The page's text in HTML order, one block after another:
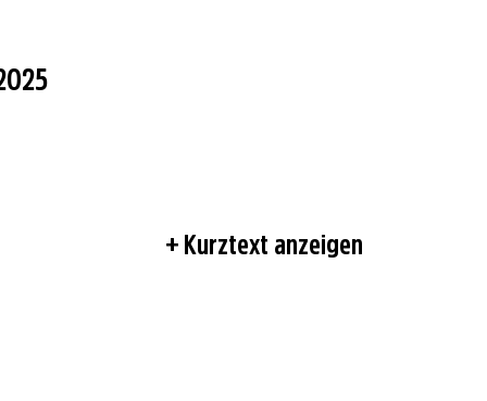
Kurztext anzeigen